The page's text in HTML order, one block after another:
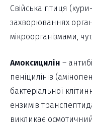
Свійська птиця
захворюваннях
мікроорганізмами,
Амоксицилін –
пеніцилінів
бактеріальної
ензимів
викликає